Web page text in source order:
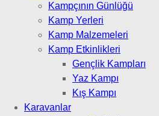
Kampçının Günlüğü
Kamp Yerleri
Kamp Malzemeleri
Kamp Etkinlikleri
Gençlik Kampları
Yaz Kampı
Kış Kampı
Karavanlar